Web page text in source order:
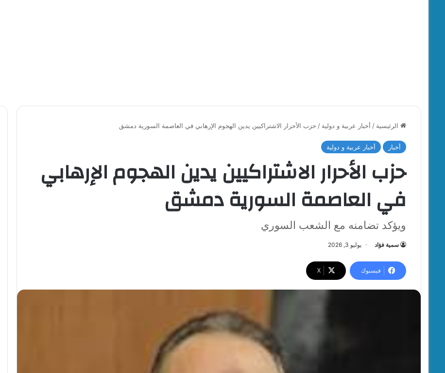
الرئيسية / أخبار عربية و دولية / حزب الأحرار الاشتراكيين يدين الهجوم الإرهابي في العاصمة السورية دمشق
أخبار أخبار عربية و دولية
حزب الأحرار الاشتراكيين يدين الهجوم الإرهابي
في العاصمة السورية دمشق
ويؤكد تضامنه مع الشعب السوري
سمية فؤاد يوليو 3, 2026
فيسبوك ‫X